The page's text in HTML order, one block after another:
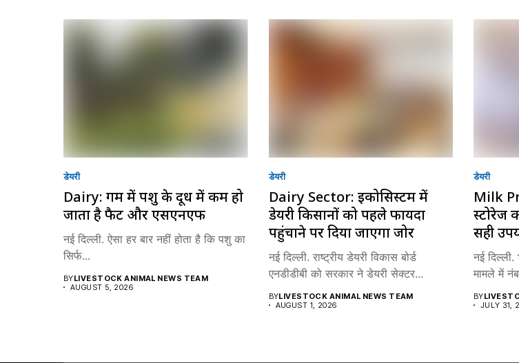
डेयरी
Dairy: गर्मी में पशु के दूध में कम हो
जाता है फैट और एसएनएफ
नई दिल्ली. ऐसा हर बार नहीं होता है कि पशु का
सिर्फ...
BYLIVESTOCK ANIMAL NEWS TEAM
AUGUST 5, 2026
डेयरी
Dairy Sector: इकोसिस्टम में
डेयरी किसानों को पहले फायदा
पहुंचाने पर दिया जाएगा जोर
नई दिल्ली. राष्ट्रीय डेयरी विकास बोर्ड
एनडीडीबी को सरकार ने डेयरी सेक्टर...
BYLIVESTOCK ANIMAL NEWS TEAM
AUGUST 1, 2026
डेयरी
Milk
स्टोरेज
सही
नई
मामले में
BY
JULY 31,